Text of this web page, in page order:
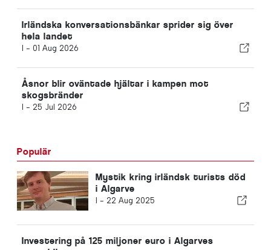
Irländska konversationsbänkar sprider sig över
hela landet
I - 01 Aug 2026
Åsnor blir oväntade hjältar i kampen mot
skogsbränder
I - 25 Jul 2026
Populär
Mystik kring irländsk turists död
i Algarve
I - 22 Aug 2025
Investering på 125 miljoner euro i Algarves